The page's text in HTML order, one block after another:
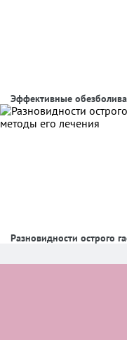
Эффективные
Разновидности острого